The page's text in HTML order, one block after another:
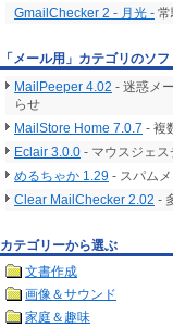
GmailChecker 2 - 月光 -
「メール用」カテゴリのソ
MailPeeper 4.02 - 迷惑メ
らせ
MailStore Home 7.0.7 - 複
Eclair 3.0.0 - マウスジェ
めるちゃか 1.29 - スパム
Clear MailChecker 2.02 -
カテゴリーから選ぶ
文書作成
画像＆サウンド
家庭＆趣味